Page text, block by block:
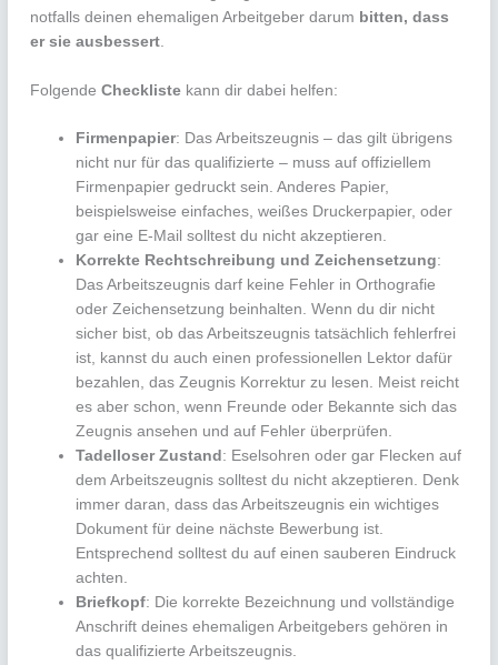
notfalls deinen ehemaligen Arbeitgeber darum bitten, dass
er sie ausbessert
FolgendeCheckliste kann dir dabei helfen:
Firmenpapier: Das Arbeitszeugnis – das gilt übrigens
nicht nur für das qualifizierte – muss auf offiziellem
Firmenpapier gedruckt sein. Anderes Papier,
beispielsweise einfaches, weißes Druckerpapier, oder
gar eine E-Mail solltest du nicht akzeptieren.
Korrekte Rechtschreibung und Zeichensetzung:
Das Arbeitszeugnis darf keine Fehler in Orthografie
oder Zeichensetzung beinhalten. Wenn du dir nicht
sicher bist, ob das Arbeitszeugnis tatsächlich fehlerfrei
ist, kannst du auch einen professionellen Lektor dafür
bezahlen, das Zeugnis Korrektur zu lesen. Meist reicht
es aber schon, wenn Freunde oder Bekannte sich das
Zeugnis ansehen und auf Fehler überprüfen.
Tadelloser Zustand : Eselsohren oder gar Flecken auf
dem Arbeitszeugnis solltest du nicht akzeptieren. Denk
immer daran, dass das Arbeitszeugnis ein wichtiges
Dokument für deine nächste Bewerbung ist.
Entsprechend solltest du auf einen sauberen Eindruck
achten.
Briefkopf: Die korrekte Bezeichnung und vollständige
Anschrift deines ehemaligen Arbeitgebers gehören in
das qualifizierte Arbeitszeugnis.